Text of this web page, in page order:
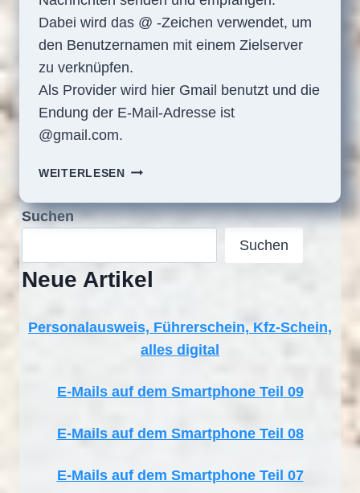
Dabei wird das @ -Zeichen verwendet, um
den Benutzernamen mit einem Zielserver
zu verknüpfen.
Als Provider wird hier Gmail benutzt und die
Endung der E-Mail-Adresse ist
@gmail.com.
WEITERLESENE-
AUF
DEM
TEIL
01
Suchen
Suchen
Neue Artikel
Personalausweis, Führerschein, Kfz-Schein,
alles digital
E-Mails auf dem Smartphone Teil 09
E-Mails auf dem Smartphone Teil 08
E-Mails auf dem Smartphone Teil 07